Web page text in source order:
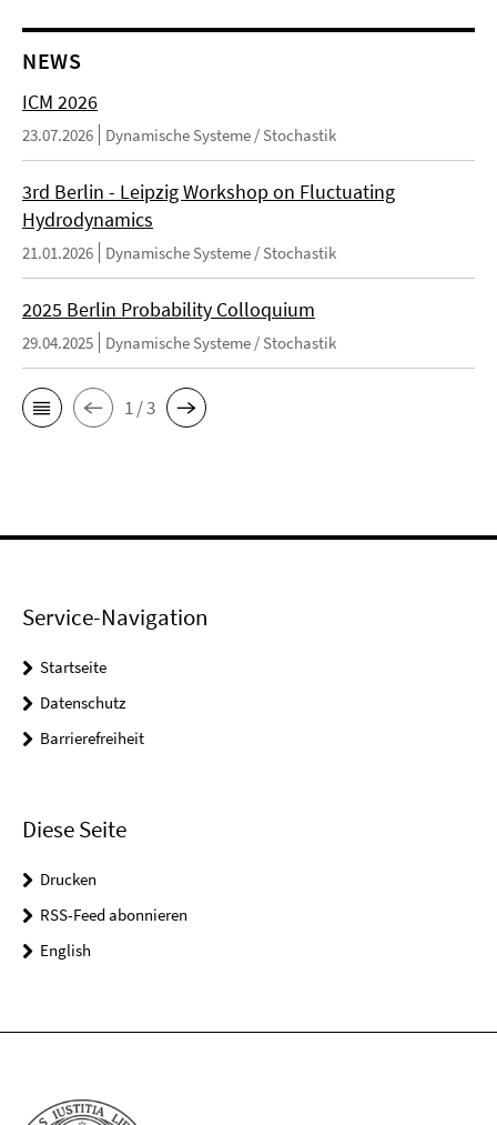
NEWS
ICM 2026
23.07.2026 Dynamische Systeme / Stochastik
3rd Berlin - Leipzig Workshop on Fluctuating
Hydrodynamics
21.01.2026 Dynamische Systeme / Stochastik
2025 Berlin Probability Colloquium
29.04.2025 Dynamische Systeme / Stochastik
1 / 3
Service-Navigation
Startseite
Datenschutz
Barrierefreiheit
Diese Seite
Drucken
RSS-Feed abonnieren
English